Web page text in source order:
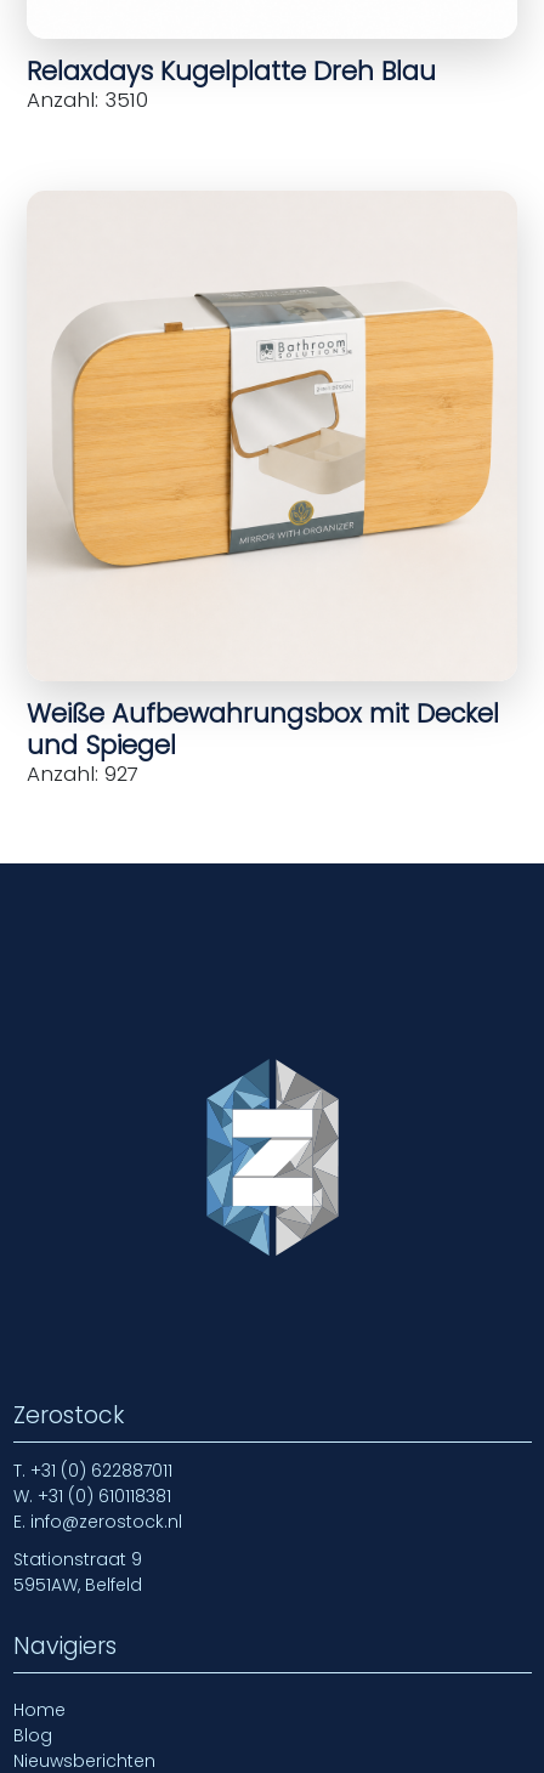
Relaxdays Kugelplatte Dreh Blau
Anzahl: 3510
Weiße Aufbewahrungsbox mit Deckel
und Spiegel
Anzahl: 927
Zerostock
T. +31 (0) 622887011
W. +31 (0) 610118381
E. info@zerostock.nl
Stationstraat 9
5951AW, Belfeld
Navigiers
Home
Blog
Nieuwsberichten